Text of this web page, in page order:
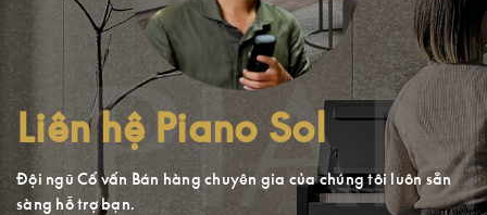
Liên hệ Piano Sol
Đội ngũ Cố vấn Bán hàng chuyên gia của chúng tôi luôn sẵn
sàng hỗ trợ bạn.